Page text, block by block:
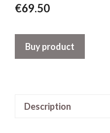
€69.50
Buy product
Description